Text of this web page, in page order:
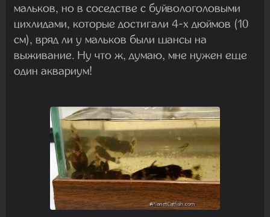
мальков, но в соседстве с буйвологоловыми
цихлидами, которые достигали 4-х дюймов (10
см), вряд ли у мальков были шансы на
выживание. Ну что ж, думаю, мне нужен еще
один аквариум!